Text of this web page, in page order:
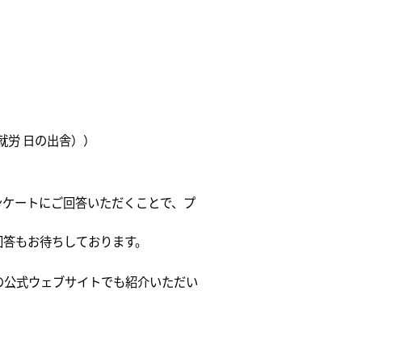
日の出舎））
ートにご回答いただくことで、プ
もお待ちしております。
式ウェブサイトでも紹介いただい